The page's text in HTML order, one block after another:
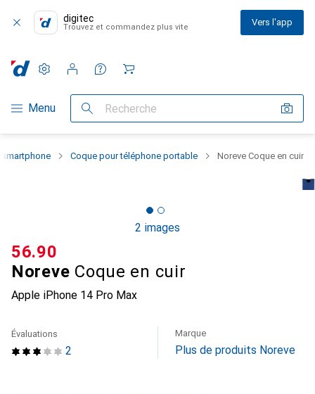
digitec
Trouvez et commandez plus vite Vers l'app
Navigation par catégorie
Menu Recherche
Paramètres
Compte client
Listes de comparaison
Listes d'envies
Panier
Coque pour téléphone portable Noreve Coque en cuir
2 images
Noreve Coque en cuir
Apple iPhone 14 Pro Max
CHF
56.90
2
Évaluations Marque
Plus de produits Noreve